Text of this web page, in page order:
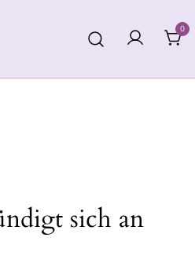
0
sich an